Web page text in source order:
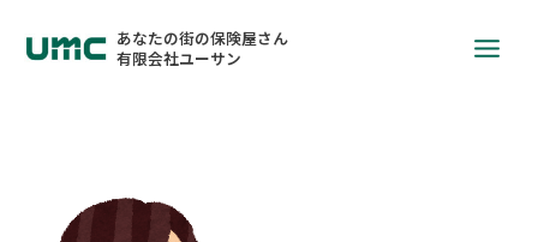
あなたの街の保険屋さん
有限会社ユーサン